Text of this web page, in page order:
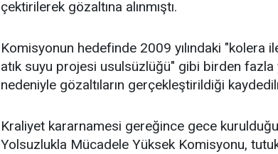
çektirilerek gözaltına alınmıştı.
Komisyonun hedefinde 2009 yılındaki "kolera
atık suyu projesi usulsüzlüğü" gibi birden fazla
nedeniyle gözaltıların gerçekleştirildiği
Kraliyet kararnamesi gereğince gece
Yolsuzlukla Mücadele Yüksek Komisyonu,